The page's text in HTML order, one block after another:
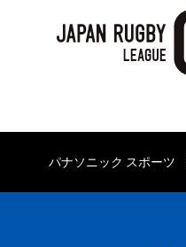
パナソニック スポーツ